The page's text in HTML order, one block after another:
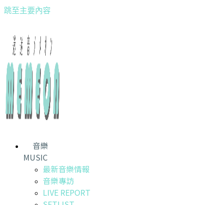
跳至主要內容
音樂
MUSIC
最新音樂情報
音樂專訪
LIVE REPORT